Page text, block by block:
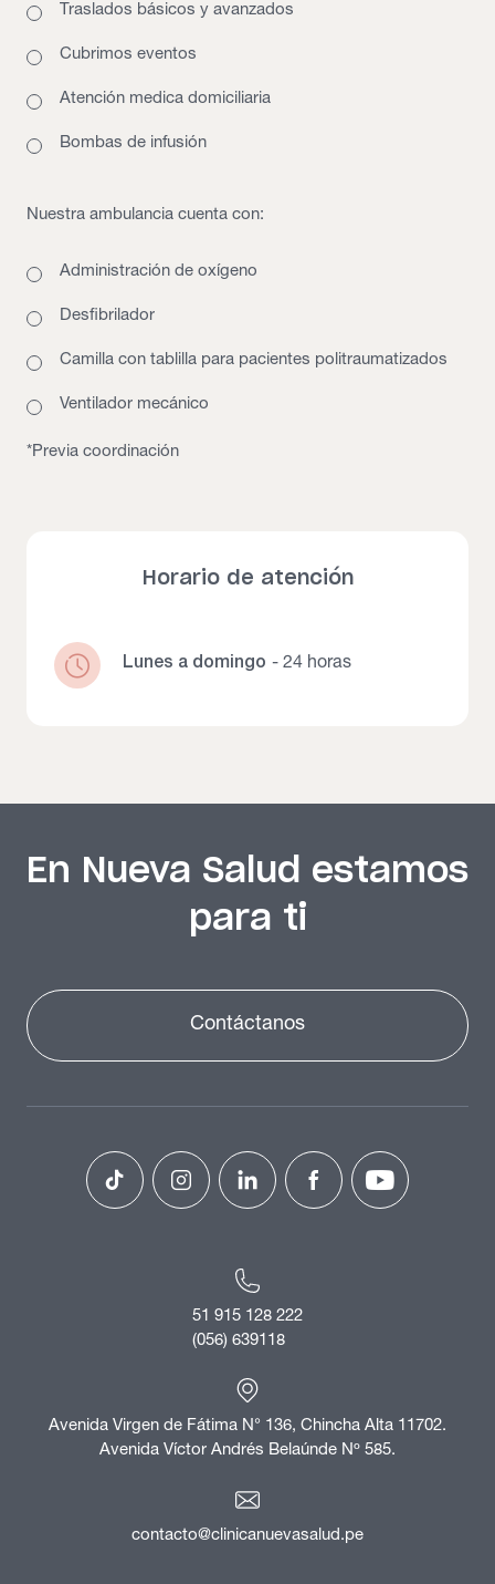
Traslados básicos y avanzados
Cubrimos eventos
Atención medica domiciliaria
Bombas de infusión
Nuestra ambulancia cuenta con:
Administración de oxígeno
Desfibrilador
Camilla con tablilla para pacientes politraumatizados
Ventilador mecánico
*Previa coordinación
Horario de atención
Lunes a domingo - 24 horas
En Nueva Salud estamos
para ti
Contáctanos
51 915 128 222
(056) 639118
Avenida Virgen de Fátima N° 136, Chincha Alta 11702.
Avenida Víctor Andrés Belaúnde Nº 585.
contacto@clinicanuevasalud.pe